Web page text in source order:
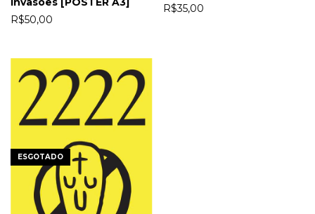
R$50,00
R$35,00
ESGOTADO